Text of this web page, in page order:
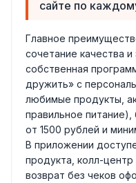
сайте по
Главное
сочетание качества
собственная
дружить» с
любимые продукты,
правильное
от 1500 рублей и
В приложении
продукта, колл-
возврат без чеков